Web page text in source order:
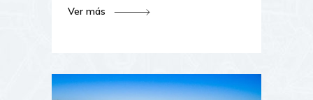
Ver más